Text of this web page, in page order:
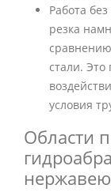
Работа
резка
стали. Это
условия
Области